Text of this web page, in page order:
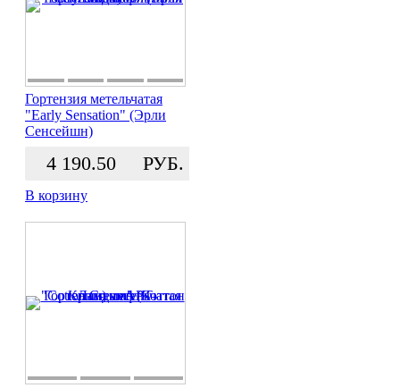
Гортензия метельчатая
"Early Sensation" (Эрли
Сенсейшн)
4 190.50 РУБ.
В корзину